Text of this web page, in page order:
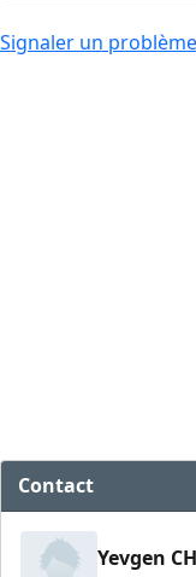
Signaler un problème
Contact
Yevgen